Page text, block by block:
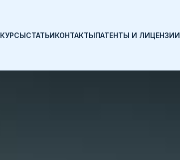
КУРСЫСТАТЬИКОНТАКТЫПАТЕНТЫ И ЛИЦЕНЗИИ